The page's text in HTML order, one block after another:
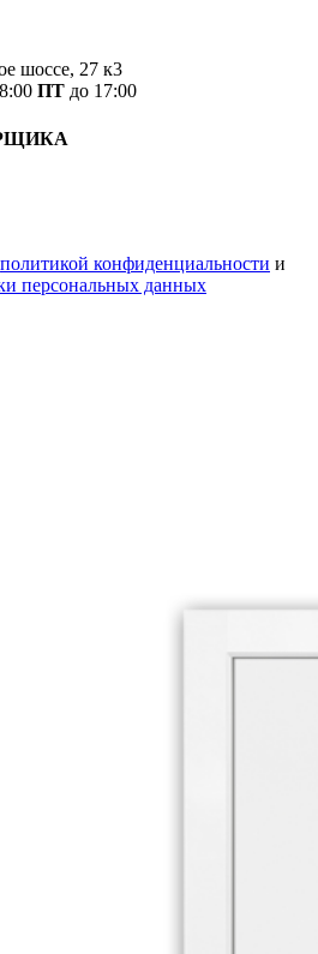
шоссе, 27 к3
ПТ до 17:00
политикой конфиденциальности и
персональных данных